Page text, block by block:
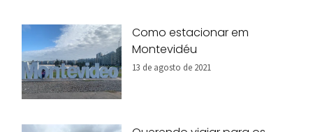
Como estacionar em
Montevidéu
13 de agosto de 2021